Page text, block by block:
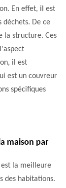
En effet, il est
De ce
la structure. Ces
il est
est un couvreur
spécifiques
maison par
la meilleure
des habitations.